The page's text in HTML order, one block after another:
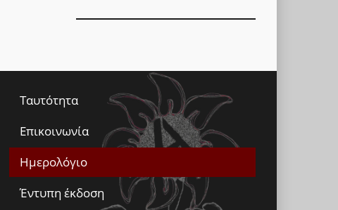
Ταυτότητα
Επικοινωνία
Ημερολόγιο
Έντυπη έκδοση